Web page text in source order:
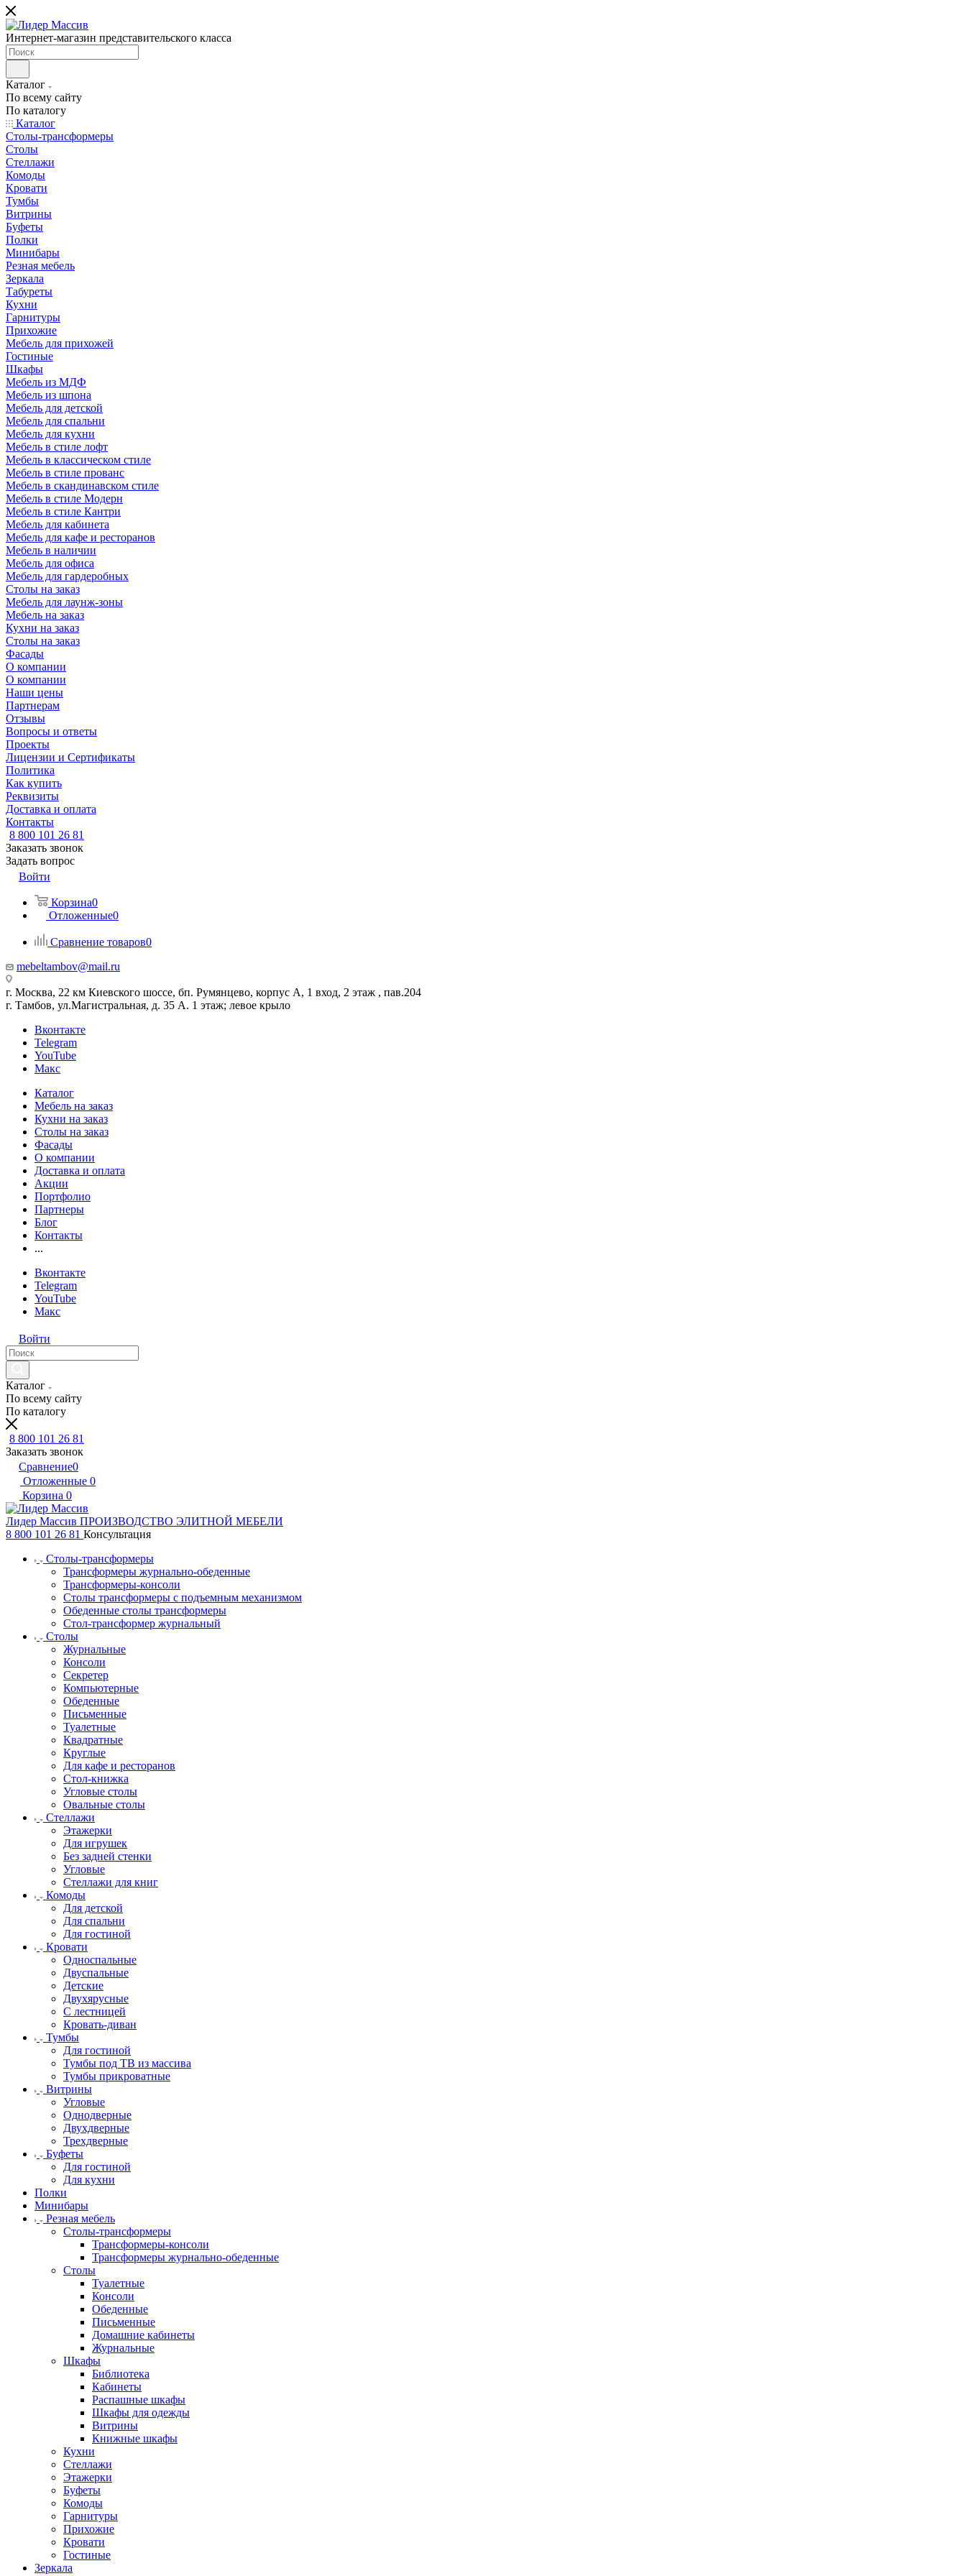
Интернет-магазин представительского класса
Каталог
По всему сайту
По каталогу
Каталог
Столы-трансформеры
Столы
Стеллажи
Комоды
Кровати
Тумбы
Витрины
Буфеты
Полки
Минибары
Резная мебель
Зеркала
Табуреты
Кухни
Гарнитуры
Прихожие
Мебель для прихожей
Гостиные
Шкафы
Мебель из МДФ
Мебель из шпона
Мебель для детской
Мебель для спальни
Мебель для кухни
Мебель в стиле лофт
Мебель в классическом стиле
Мебель в стиле прованс
Мебель в скандинавском стиле
Мебель в стиле Модерн
Мебель в стиле Кантри
Мебель для кабинета
Мебель для кафе и ресторанов
Мебель в наличии
Мебель для офиса
Мебель для гардеробных
Столы на заказ
Мебель для лаунж-зоны
Мебель на заказ
Кухни на заказ
Столы на заказ
Фасады
О компании
О компании
Наши цены
Партнерам
Отзывы
Вопросы и ответы
Проекты
Лицензии и Сертификаты
Политика
Как купить
Реквизиты
Доставка и оплата
Контакты
8 800 101 26 81
Заказать звонок
Задать вопрос
Войти
Корзина0
Отложенные0
Сравнение товаров0
mebeltambov@mail.ru
г. Москва, 22 км Киевского шоссе, бп. Румянцево, корпус А, 1 вход, 2 этаж , пав.204
г. Тамбов, ул.Магистральная, д. 35 А. 1 этаж; левое крыло
Вконтакте
Telegram
YouTube
Макс
Каталог
Мебель на заказ
Кухни на заказ
Столы на заказ
Фасады
О компании
Доставка и оплата
Акции
Портфолио
Партнеры
Блог
Контакты
...
Вконтакте
Telegram
YouTube
Макс
Войти
Каталог
По всему сайту
По каталогу
8 800 101 26 81
Заказать звонок
Сравнение0
Отложенные 0
Корзина 0
Лидер Массив ПРОИЗВОДСТВО ЭЛИТНОЙ МЕБЕЛИ
8 800 101 26 81 Консультация
Столы-трансформеры
Трансформеры журнально-обеденные
Трансформеры-консоли
Столы трансформеры с подъемным механизмом
Обеденные столы трансформеры
Стол-трансформер журнальный
Столы
Журнальные
Консоли
Секретер
Компьютерные
Обеденные
Письменные
Туалетные
Квадратные
Круглые
Для кафе и ресторанов
Стол-книжка
Угловые столы
Овальные столы
Стеллажи
Этажерки
Для игрушек
Без задней стенки
Угловые
Стеллажи для книг
Комоды
Для детской
Для спальни
Для гостиной
Кровати
Односпальные
Двуспальные
Детские
Двухярусные
С лестницей
Кровать-диван
Тумбы
Для гостиной
Тумбы под ТВ из массива
Тумбы прикроватные
Витрины
Угловые
Однодверные
Двухдверные
Трехдверные
Буфеты
Для гостиной
Для кухни
Полки
Минибары
Резная мебель
Столы-трансформеры
Трансформеры-консоли
Трансформеры журнально-обеденные
Столы
Туалетные
Консоли
Обеденные
Письменные
Домашние кабинеты
Журнальные
Шкафы
Библиотека
Кабинеты
Распашные шкафы
Шкафы для одежды
Витрины
Книжные шкафы
Кухни
Стеллажи
Этажерки
Буфеты
Комоды
Гарнитуры
Прихожие
Кровати
Гостиные
Зеркала